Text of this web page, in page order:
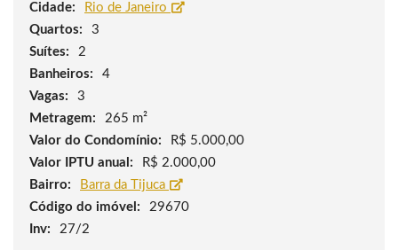
Cidade:
Rio de Janeiro
Quartos:
3
Suítes:
2
Banheiros:
4
Vagas:
3
Metragem:
265 m²
Valor do Condomínio:
R$ 5.000,00
Valor IPTU anual:
R$ 2.000,00
Bairro:
Barra da Tijuca
Código do imóvel:
29670
Inv:
27/2